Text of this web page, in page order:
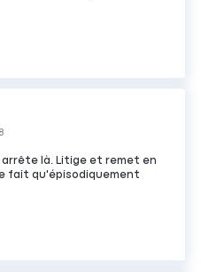
arrête là. Litige et remet en
fait qu'épisodiquement